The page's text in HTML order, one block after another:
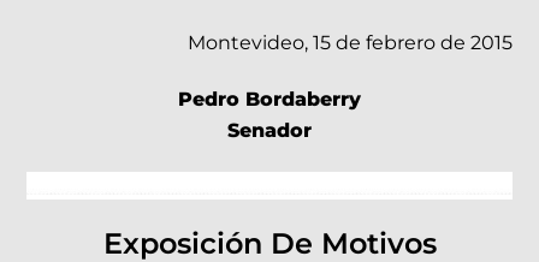
Montevideo, 15 de febrero de 2015
Pedro Bordaberry
Senador
Exposición De Motivos